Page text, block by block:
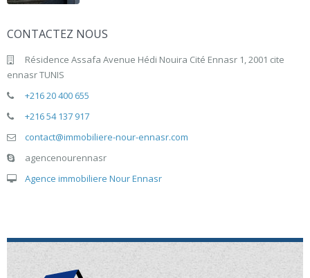
CONTACTEZ NOUS
Résidence Assafa Avenue Hédi Nouira Cité Ennasr 1, 2001 cite
ennasr TUNIS
+216 20 400 655
+216 54 137 917
contact@immobiliere-nour-ennasr.com
agencenourennasr
Agence immobiliere Nour Ennasr